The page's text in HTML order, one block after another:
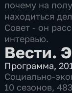
почему на
находиться
Совет - он
интервью.
Вести.
Программа,
Социально-
10 сезонов,